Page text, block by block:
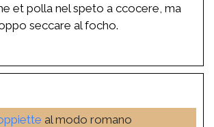
et polla nel speto a ccocere, ma
seccare al focho.
al modo romano